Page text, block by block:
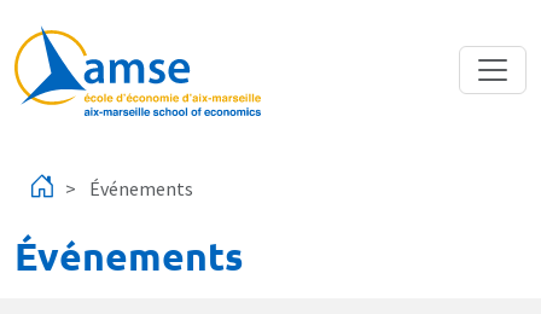
Événements
Événements